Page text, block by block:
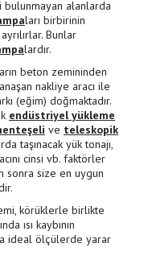
bulunmayan alanlarda
ları birbirinin
Bunlar
lardır.
beton zemininden
nakliye aracı ile
(eğim) doğmaktadır.
endüstriyel yükleme
ve teleskopik
taşınacak yük tonajı,
cinsi vb. faktörler
sonra size en uygun
körüklerle birlikte
ısı kaybının
ideal ölçülerde yarar